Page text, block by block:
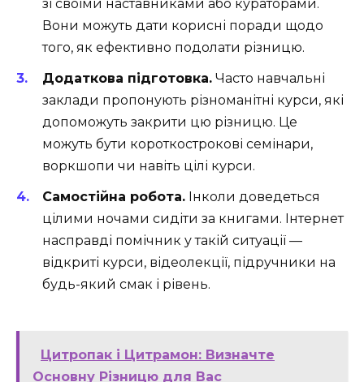
зі своїми наставниками або кураторами.
Вони можуть дати корисні поради щодо
того, як ефективно подолати різницю.
Додаткова підготовка. Часто навчальні
заклади пропонують різноманітні курси, які
допоможуть закрити цю різницю. Це
можуть бути короткострокові семінари,
воркшопи чи навіть цілі курси.
Самостійна робота. Інколи доведеться
цілими ночами сидіти за книгами. Інтернет
насправді помічник у такій ситуації —
відкриті курси, відеолекції, підручники на
будь-який смак і рівень.
Цитропак і Цитрамон: Визначте
Основну Різницю для Вас